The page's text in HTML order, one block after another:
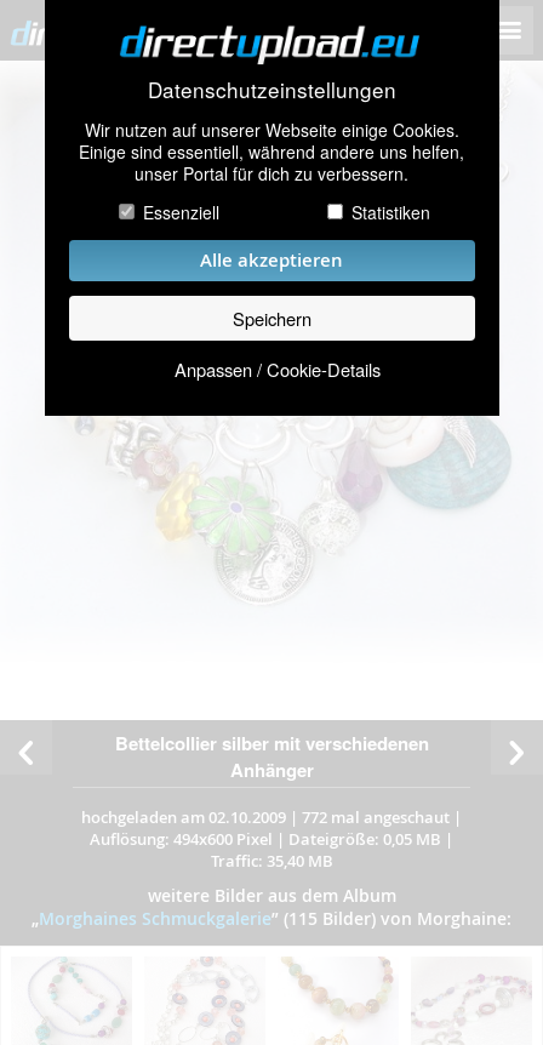
Datenschutzeinstellungen
Wir nutzen auf unserer Webseite einige Cookies.
Einige sind essentiell, während andere uns helfen,
unser Portal für dich zu verbessern.
Essenziell
Statistiken
Alle akzeptieren
Speichern
Anpassen / Cookie-Details
Bettelcollier silber mit verschiedenen
Anhänger
hochgeladen am 02.10.2009 | 772 mal angeschaut |
Auflösung: 494x600 Pixel | Dateigröße: 0,05 MB |
Traffic: 35,40 MB
weitere Bilder aus dem Album
„Morghaines Schmuckgalerie” (115 Bilder) von Morghaine: